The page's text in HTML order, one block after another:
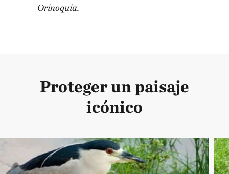
Orinoquia.
Proteger un paisaje
icónico